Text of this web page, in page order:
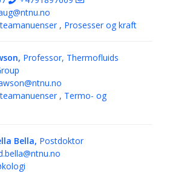
, Prosesser og kraft
Professor, Thermofluids
, Termo- og
Bella, Postdoktor